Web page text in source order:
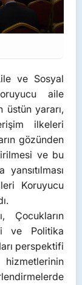
ve Sosyal
aile
üstün yararı,
ilkeleri
gözünden
ve bu
Koruyucu
Çocukların
ve Politika
perspektifi